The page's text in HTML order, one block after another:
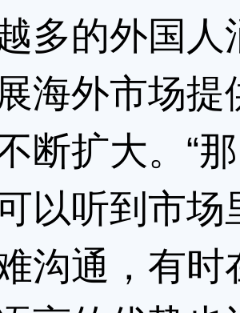
多的外国
海外市场
断扩大。“
以听到市
沟通，有